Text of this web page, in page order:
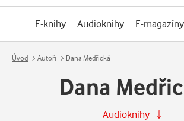
E-knihy Audioknihy E-magazíny
Úvod Autoři Dana Medřická
Dana
Audioknihy